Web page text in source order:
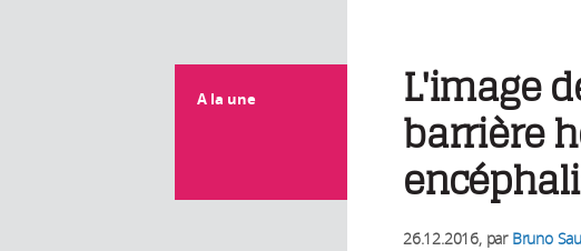
A la une
L'image
barrière
26.12.2016, par Bruno